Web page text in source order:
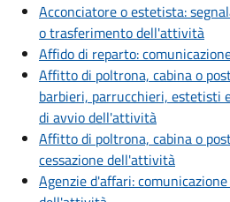
Acconciatore o estetista:
o trasferimento dell'attività
Affido di reparto:
Affitto di poltrona, cabina o
barbieri, parrucchieri, estetisti
di avvio dell'attività
Affitto di poltrona, cabina o
cessazione dell'attività
Agenzie d'affari: